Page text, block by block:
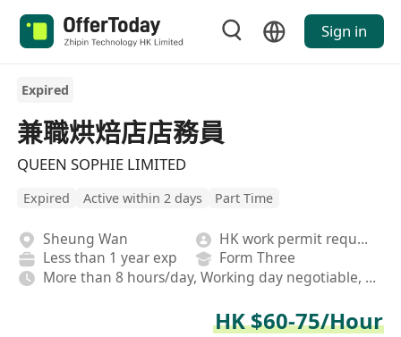
Sign in
Expired
兼職烘焙店店務員
QUEEN SOPHIE LIMITED
Expired Active within 2 days Part Time
Sheung Wan
HK work permit required
Less than 1 year exp
Form Three
More than 8 hours/day, Working day negotiable, Rotating shifts
HK $60-75/Hour